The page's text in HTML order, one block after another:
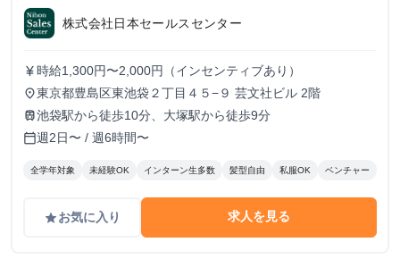
せんか？ ※当社直結内定あり #学歴不問 #未経験
可 #1.2年生可 - 株式会社日本セールスセンター
の長期・有給インターンシップ
株式会社日本セールスセンター
currency_yen 時給1,300円〜2,000円（インセンティブあり）
place東京都豊島区東池袋２丁目４５−９ 芸文社ビル 2階
train池袋駅から徒歩10分、大塚駅から徒歩9分
calendar_today週2日〜 / 週6時間〜
全学年対象 未経験OK インターン生多数 髪型自由 私服OK ベンチャー
gradeお気に入り 求人を見る